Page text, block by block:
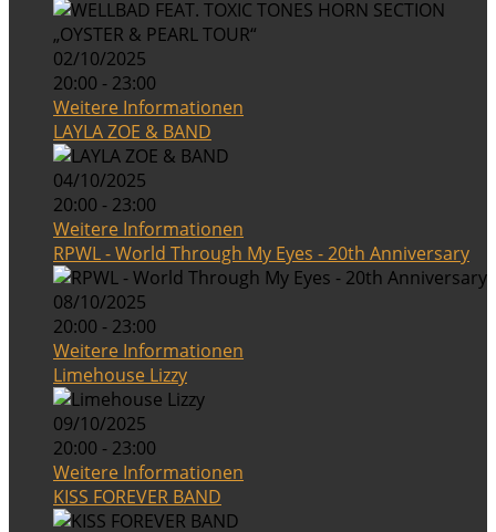
02/10/2025
20:00 - 23:00
Weitere Informationen
LAYLA ZOE & BAND
04/10/2025
20:00 - 23:00
Weitere Informationen
RPWL - World Through My Eyes - 20th Anniversary
08/10/2025
20:00 - 23:00
Weitere Informationen
Limehouse Lizzy
09/10/2025
20:00 - 23:00
Weitere Informationen
KISS FOREVER BAND